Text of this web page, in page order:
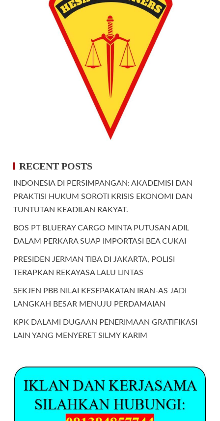
RECENT POSTS
INDONESIA DI PERSIMPANGAN: AKADEMISI DAN
PRAKTISI HUKUM SOROTI KRISIS EKONOMI DAN
TUNTUTAN KEADILAN RAKYAT.
BOS PT BLUERAY CARGO MINTA PUTUSAN ADIL
DALAM PERKARA SUAP IMPORTASI BEA CUKAI
PRESIDEN JERMAN TIBA DI JAKARTA, POLISI
TERAPKAN REKAYASA LALU LINTAS
SEKJEN PBB NILAI KESEPAKATAN IRAN-AS JADI
LANGKAH BESAR MENUJU PERDAMAIAN
KPK DALAMI DUGAAN PENERIMAAN GRATIFIKASI
LAIN YANG MENYERET SILMY KARIM